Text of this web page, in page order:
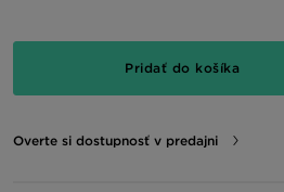
Pridať do košíka
Overte si dostupnosť v predajni